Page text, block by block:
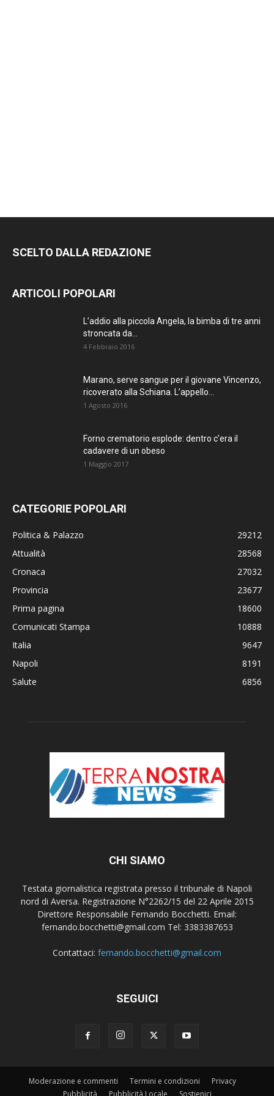
SCELTO DALLA REDAZIONE
ARTICOLI POPOLARI
L’addio alla piccola Angela, la bimba di tre anni
stroncata da...
4 Febbraio 2016
Marano, serve sangue per il giovane Vincenzo,
ricoverato alla Schiana. L’appello...
1 Agosto 2016
Forno crematorio esplode: dentro c’era il
cadavere di un obeso
1 Maggio 2017
CATEGORIE POPOLARI
Politica & Palazzo
29212
Attualità
28568
Cronaca
27032
Provincia
23677
Prima pagina
18600
Comunicati Stampa
10888
Italia
9647
Napoli
8191
Salute
6856
CHI SIAMO
Testata giornalistica registrata presso il tribunale di Napoli
nord di Aversa. Registrazione N°2262/15 del 22 Aprile 2015
Direttore Responsabile Fernando Bocchetti. Email:
fernando.bocchetti@gmail.com Tel: 3383387653
Contattaci: fernando.bocchetti@gmail.com
SEGUICI
Moderazione e commenti Termini e condizioni
Privacy
Pubblicità
Pubblicità Locale Sostienici